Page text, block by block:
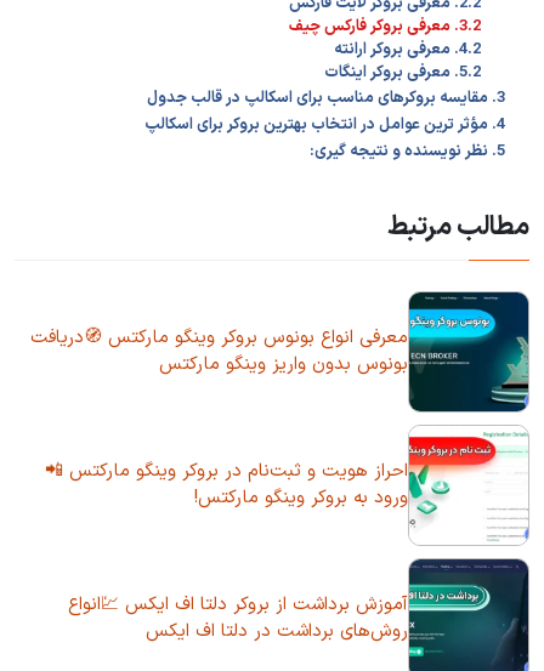
3.2. معرفی بروکر فارکس چیف
4.2. معرفی بروکر ارانته
5.2. معرفی بروکر اینگات
3. مقایسه بروکرهای مناسب برای اسکالپ در قالب جدول
4. مؤثر ترین عوامل در انتخاب بهترین بروکر برای اسکالپ
5. نظر نویسنده و نتیجه گیری:
مطالب مرتبط
معرفی انواع بونوس بروکر وینگو مارکتس 🧭دریافت
بونوس بدون واریز وینگو مارکتس
احراز هویت و ثبت‌نام در بروکر وینگو مارکتس 📲
ورود به بروکر وینگو مارکتس!
آموزش برداشت از بروکر دلتا اف ایکس 💹انواع
روش‌های برداشت در دلتا اف ایکس